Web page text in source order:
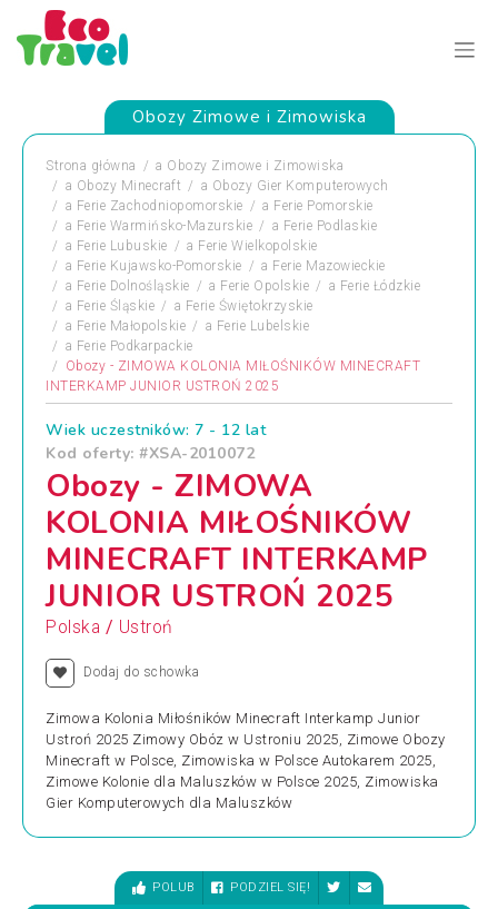
Obozy Zimowe i Zimowiska
Strona główna a Obozy Zimowe i Zimowiska
a Obozy Minecraft a Obozy Gier Komputerowych
a Ferie Zachodniopomorskie a Ferie Pomorskie
a Ferie Warmińsko-Mazurskie a Ferie Podlaskie
a Ferie Lubuskie a Ferie Wielkopolskie
a Ferie Kujawsko-Pomorskie a Ferie Mazowieckie
a Ferie Dolnośląskie a Ferie Opolskie a Ferie Łódzkie
a Ferie Śląskie a Ferie Świętokrzyskie
a Ferie Małopolskie a Ferie Lubelskie
a Ferie Podkarpackie
Obozy - ZIMOWA KOLONIA MIŁOŚNIKÓW MINECRAFT
INTERKAMP JUNIOR USTROŃ 2025
Wiek uczestników: 7 - 12 lat
Kod oferty: #XSA-2010072
Obozy - ZIMOWA
KOLONIA MIŁOŚNIKÓW
MINECRAFT INTERKAMP
JUNIOR USTROŃ 2025
Polska / Ustroń
Dodaj do schowka
Zimowa Kolonia Miłośników Minecraft Interkamp Junior
Ustroń 2025 Zimowy Obóz w Ustroniu 2025, Zimowe Obozy
Minecraft w Polsce, Zimowiska w Polsce Autokarem 2025,
Zimowe Kolonie dla Maluszków w Polsce 2025, Zimowiska
Gier Komputerowych dla Maluszków
POLUB PODZIEL SIĘ!